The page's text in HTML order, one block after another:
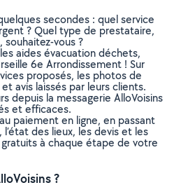
secondes : quel service
? Quel type de prestataire,
vous ?
aides évacuation déchets,
6e Arrondissement ! Sur
proposés, les photos de
avis laissés par leurs clients.
depuis la messagerie AlloVoisins
et efficaces.
paiement en ligne, en passant
des lieux, les devis et les
à chaque étape de votre
?